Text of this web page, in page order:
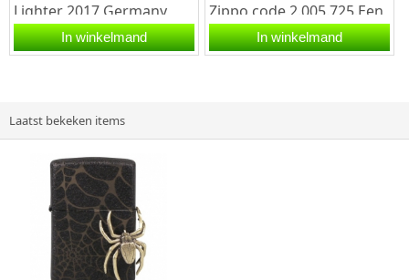
Lighter 2017 Germany
met Zippo code
60.002.855.Een Zippo
In winkelmand
Zippo code 2.005.725.Een
Zippo aansteker is een
kwalitatief...
In winkelmand
Laatst bekeken items